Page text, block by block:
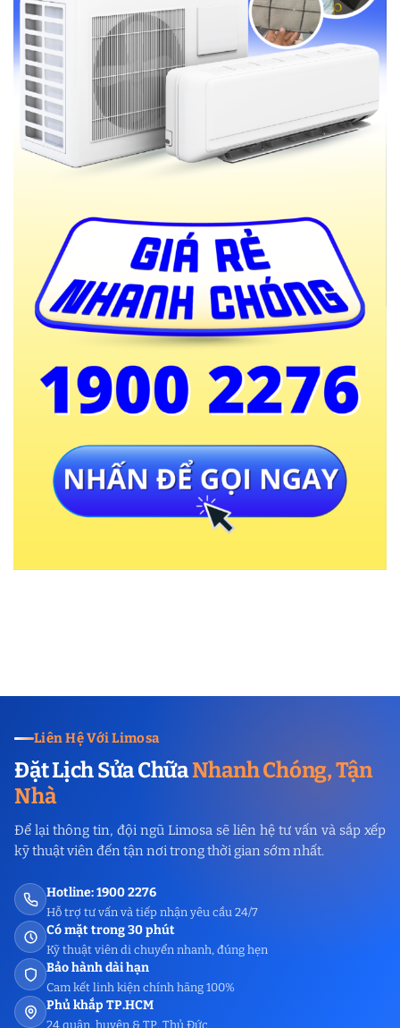
Liên Hệ Với Limosa
Đặt Lịch Sửa ChữaNhanh Chóng, Tận
Nhà
Để lại thông tin, đội ngũ Limosa sẽ liên hệ tư vấn và sắp xếp
kỹ thuật viên đến tận nơi trong thời gian sớm nhất.
Hotline: 1900 2276
Hỗ trợ tư vấn và tiếp nhận yêu cầu 24/7
Có mặt trong 30 phút
Kỹ thuật viên di chuyển nhanh, đúng hẹn
Bảo hành dài hạn
Cam kết linh kiện chính hãng 100%
Phủ khắp TP.HCM
24 quận, huyện & TP. Thủ Đức